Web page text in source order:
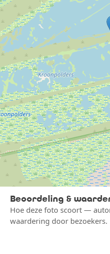
Beoordeling &
Hoe deze foto scoort —
waardering door bezoekers.